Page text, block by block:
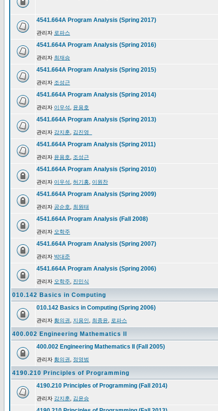
4541.664A Program Analysis (Spring 2017)
관리자 로파스
4541.664A Program Analysis (Spring 2016)
관리자 최재승
4541.664A Program Analysis (Spring 2015)
관리자 조성근
4541.664A Program Analysis (Spring 2014)
관리자 이우석 윤용호
4541.664A Program Analysis (Spring 2013)
관리자 강지훈 김진영_
4541.664A Program Analysis (Spring 2011)
관리자 윤용호 조성근
4541.664A Program Analysis (Spring 2010)
관리자 이우석 허기홍 이원찬
4541.664A Program Analysis (Spring 2009)
관리자 공순호 최원태
4541.664A Program Analysis (Fall 2008)
관리자 오학주
4541.664A Program Analysis (Spring 2007)
관리자 박대준
4541.664A Program Analysis (Spring 2006)
관리자 오학주 진민식
010.142 Basics in Computing
010.142 Basics in Computing (Spring 2006)
관리자 황의권 지용인 최종윤 로파스
400.002 Engineering Mathematics II
400.002 Engineering Mathematics II (Fall 2005)
관리자 황의권 정영범
4190.210 Principles of Programming
4190.210 Principles of Programming (Fall 2014)
관리자 강지훈 김윤승